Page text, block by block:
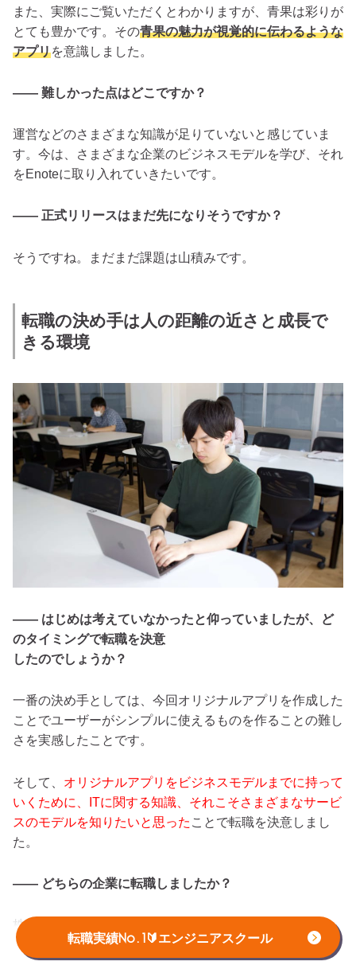
転職実績No.1🔰エンジニアスクール
また、実際にご覧いただくとわかりますが、青果は彩りが
とても豊かです。その青果の魅力が視覚的に伝わるような
アプリを意識しました。
―― 難しかった点はどこですか？
運営などのさまざまな知識が足りていないと感じていま
す。今は、さまざまな企業のビジネスモデルを学び、それ
をEnoteに取り入れていきたいです。
―― 正式リリースはまだ先になりそうですか？
そうですね。まだまだ課題は山積みです。
転職の決め手は人の距離の近さと成長で
きる環境
―― はじめは考えていなかったと仰っていましたが、ど
のタイミングで転職を決意
したのでしょうか？
一番の決め手としては、 今回オリジナルアプリを作成した
ことでユーザーがシンプルに使え るものを作ることの難し
さを実感したことです。
そして、 オリジナルアプリをビジネスモデルまでに持って
いくために、
ITに関する知識、 それこそさまざまなサービ
スのモデルを知りたいと思った ことで転職を決意しまし
た。
―― どちらの企業に転職しましたか？
株式会社アルケミーというスタートアップのSIerです。
CS・Webデザイン・システム開発など、幅広い案件があ
ります。